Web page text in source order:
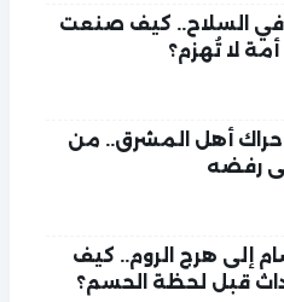
في السلاح.. كيف صنعت
لا تُهزم؟
أهل المشرق.. من
رفضه
إلى هرج الروم.. كيف
قبل لحظة الحسم؟